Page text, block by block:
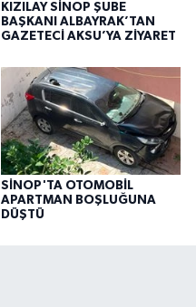
KIZILAY SİNOP ŞUBE
BAŞKANI ALBAYRAK’TAN
GAZETECİ AKSU’YA ZİYARET
SİNOP'TA OTOMOBİL
APARTMAN BOŞLUĞUNA
DÜŞTÜ